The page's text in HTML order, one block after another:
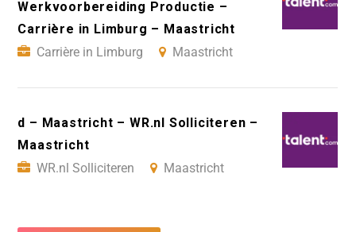
Werkvoorbereiding Productie –
Carrière in Limburg – Maastricht
Carrière in Limburg
Maastricht
d – Maastricht – WR.nl Solliciteren –
Maastricht
WR.nl Solliciteren
Maastricht